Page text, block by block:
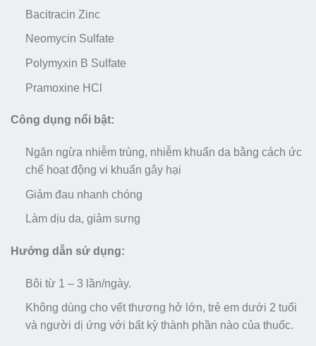
Bacitracin Zinc
Neomycin Sulfate
Polymyxin B Sulfate
Pramoxine HCl
Công dụng nổi bật:
Ngăn ngừa nhiễm trùng, nhiễm khuẩn da bằng cách ức
chế hoạt động vi khuẩn gây hại
Giảm đau nhanh chóng
Làm dịu da, giảm sưng
Hướng dẫn sử dụng:
Bôi từ 1 – 3 lần/ngày.
Không dùng cho vết thương hở lớn, trẻ em dưới 2 tuổi
và người dị ứng với bất kỳ thành phần nào của thuốc.